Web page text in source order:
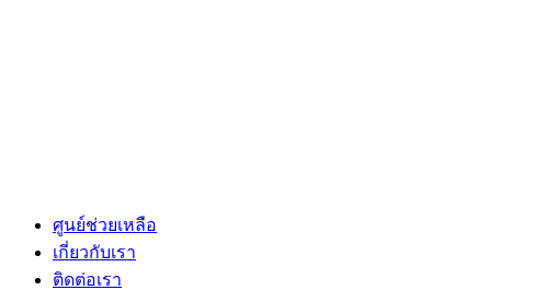
ศูนย์ช่วยเหลือ
เกี่ยวกับเรา
ติดต่อเรา